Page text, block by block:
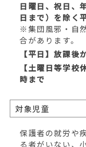
日曜日、祝日、
日まで）を除く
※集団風邪・自
合があります。
【平日】放課後
【土曜日等学
時まで
対象児童
保護者の就労や
る者がいない、